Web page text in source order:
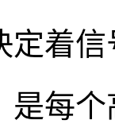
定着
每